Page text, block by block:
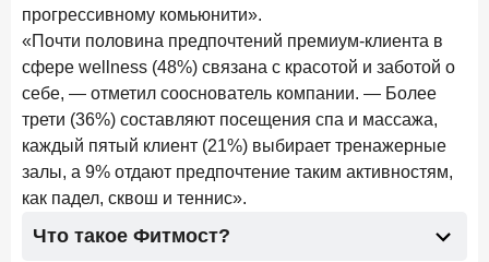
составил 1 326,5 млрд руб.
Цифра дня
Средний срок ипотеки на вторичном рынке
23,3лет
-0,76
Frank Data. Ипотека
прогрессивному комьюнити».
«Почти половина предпочтений премиум-клиента в
сфере wellness (48%) связана с красотой и заботой о
себе, — отметил сооснователь компании. — Более
трети (36%) составляют посещения спа и массажа,
каждый пятый клиент (21%) выбирает тренажерные
залы, а 9% отдают предпочтение таким активностям,
как падел, сквош и теннис».
Что такое Фитмост?